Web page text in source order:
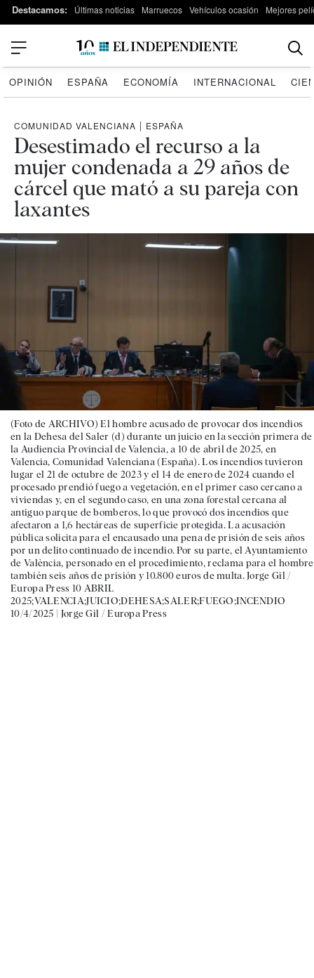
Destacamos: Últimas noticias Marruecos Vehículos ocasión Mejores
OPINIÓN ESPAÑA ECONOMÍA INTERNACIONAL
COMUNIDAD VALENCIANA | ESPAÑA
Desestimado el recurso a la
mujer condenada a 29 años de
cárcel que mató a su pareja con
laxantes
(Foto de ARCHIVO) El hombre acusado de provocar dos incendios
en la Dehesa del Saler (d) durante un juicio en la sección primera de
la Audiencia Provincial de Valencia, a 10 de abril de 2025, en
Valencia, Comunidad Valenciana (España). Los incendios tuvieron
lugar el 21 de octubre de 2023 y el 14 de enero de 2024 cuando el
procesado prendió fuego a vegetación, en el primer caso cercano a
viviendas y, en el segundo caso, en una zona forestal cercana al
antiguo parque de bomberos, lo que provocó dos incendios que
afectaron a 1,6 hectáreas de superficie protegida. La acusación
pública solicita para el encausado una pena de prisión de seis años
por un delito continuado de incendio. Por su parte, el Ayuntamiento
de València, personado en el procedimiento, reclama para el hombre
también seis años de prisión y 10.800 euros de multa. Jorge Gil /
Europa Press 10 ABRIL
2025;VALENCIA;JUICIO;DEHESA;SALER;FUEGO;INCENDIO
10/4/2025 | Jorge Gil / Europa Press